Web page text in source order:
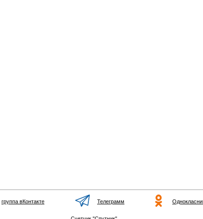
группа вКонтакте Телеграмм